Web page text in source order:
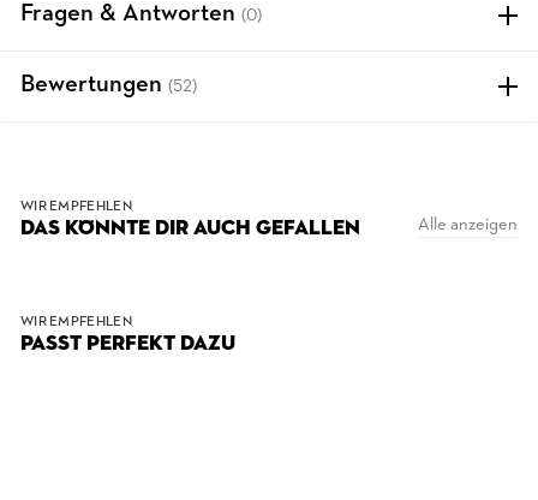
Fragen & Antworten (0)
Bewertungen (52)
WIR EMPFEHLEN
DAS KÖNNTE DIR AUCH GEFALLEN Alle anzeigen
WIR EMPFEHLEN
PASST PERFEKT DAZU